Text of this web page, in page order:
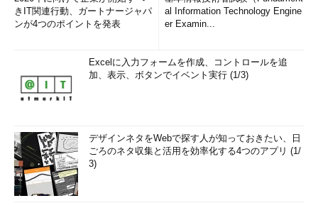
きIT関連行動、ガートナージャパ
ンが4つのポイントを発表
al Information Technology Engine
er Examin...
Excelに入力フォームを作成、コントロールを追
加、表示、ボタンでイベント実行 (1/3)
デザインネタをWebで探す人が知っておきたい、日
ごろのネタ収集と活用を効率化する4つのアプリ (1/
3)